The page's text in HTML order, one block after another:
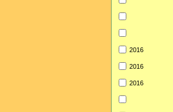
2016
2016
2016